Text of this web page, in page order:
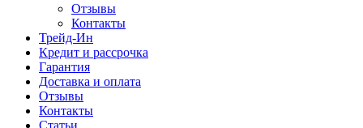
Отзывы
Контакты
Трейд-Ин
Кредит и рассрочка
Гарантия
Доставка и оплата
Отзывы
Контакты
Статьи